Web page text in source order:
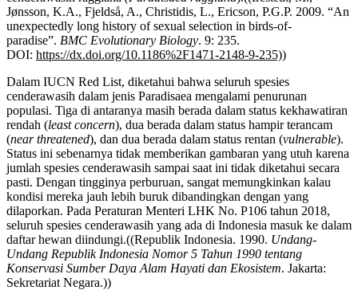
Jønsson, K.A., Fjeldså, A., Christidis, L., Ericson, P.G.P. 2009. “An
unexpectedly long history of sexual selection in birds-of-
paradise”. BMC Evolutionary Biology. 9: 235.
DOI: https://dx.doi.org/10.1186%2F1471-2148-9-235))
Dalam IUCN Red List, diketahui bahwa seluruh spesies
cenderawasih dalam jenis Paradisaea mengalami penurunan
populasi. Tiga di antaranya masih berada dalam status kekhawatiran
rendah (least concern), dua berada dalam status hampir terancam
(near threatened), dan dua berada dalam status rentan (vulnerable).
Status ini sebenarnya tidak memberikan gambaran yang utuh karena
jumlah spesies cenderawasih sampai saat ini tidak diketahui secara
pasti. Dengan tingginya perburuan, sangat memungkinkan kalau
kondisi mereka jauh lebih buruk dibandingkan dengan yang
dilaporkan. Pada Peraturan Menteri LHK No. P106 tahun 2018,
seluruh spesies cenderawasih yang ada di Indonesia masuk ke dalam
daftar hewan diindungi.((Republik Indonesia. 1990. Undang-
Undang Republik Indonesia Nomor 5 Tahun 1990 tentang
Konservasi Sumber Daya Alam Hayati dan Ekosistem. Jakarta:
Sekretariat Negara.))